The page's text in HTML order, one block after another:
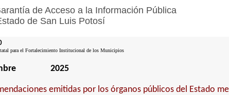
de Acceso a la Información Pública
de San Luis Potosí
para el Fortalecimiento Institucional de los Municipios
2025
emitidas por los órganos públicos del Estado